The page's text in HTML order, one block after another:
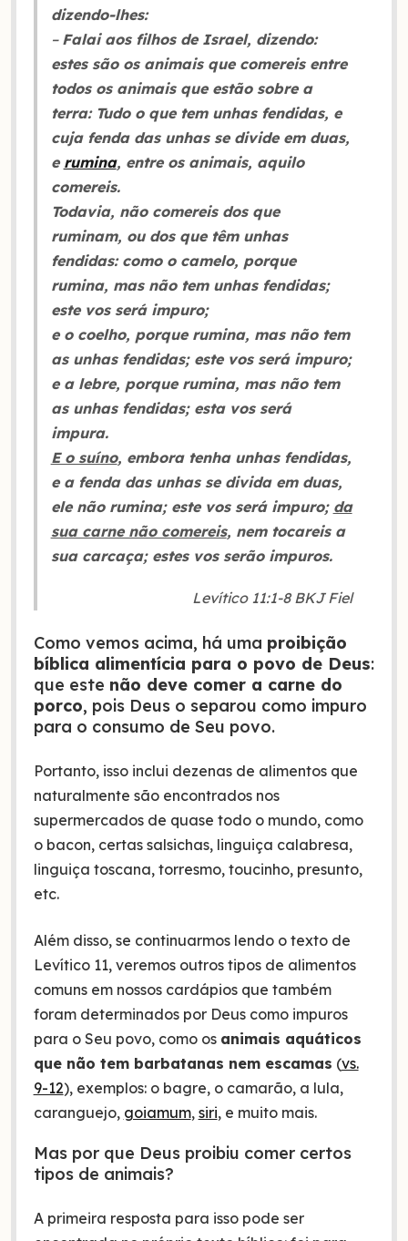
dizendo-lhes:
– Falai aos filhos de Israel, dizendo:
estes são os animais que comereis entre
todos os animais que estão sobre a
terra: Tudo o que tem unhas fendidas, e
cuja fenda das unhas se divide em duas,
e rumina, entre os animais, aquilo
comereis.
Todavia, não comereis dos que
ruminam, ou dos que têm unhas
fendidas: como o camelo, porque
rumina, mas não tem unhas fendidas;
este vos será impuro;
e o coelho, porque rumina, mas não tem
as unhas fendidas; este vos será impuro;
e a lebre, porque rumina, mas não tem
as unhas fendidas; esta vos será
impura.
E o suíno, embora tenha unhas fendidas,
e a fenda das unhas se divida em duas,
ele não rumina; este vos será impuro; da
sua carne não comereis, nem tocareis a
sua carcaça; estes vos serão impuros.
Levítico 11:1-8 BKJ Fiel
Como vemos acima, há uma proibição
bíblica alimentícia para o povo de Deus:
que este não deve comer a carne do
porco, pois Deus o separou como impuro
para o consumo de Seu povo.
Portanto, isso inclui dezenas de alimentos que
naturalmente são encontrados nos
supermercados de quase todo o mundo, como
o bacon, certas salsichas, linguiça calabresa,
linguiça toscana, torresmo, toucinho, presunto,
etc.
Além disso, se continuarmos lendo o texto de
Levítico 11, veremos outros tipos de alimentos
comuns em nossos cardápios que também
foram determinados por Deus como impuros
para o Seu povo, como os animais aquáticos
que não tem barbatanas nem escamas (vs.
9-12), exemplos: o bagre, o camarão, a lula,
caranguejo, goiamum, siri, e muito mais.
Mas por que Deus proibiu comer certos
tipos de animais?
A primeira resposta para isso pode ser